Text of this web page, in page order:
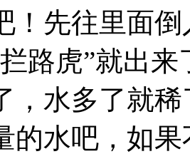
！先往里面
路虎”就出
，水多了就
的水吧，如